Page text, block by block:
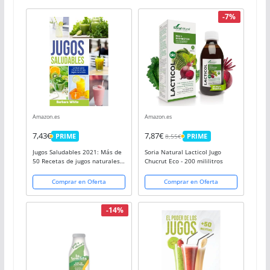
Amazon.es
7,43€ PRIME
PRIME
Jugos Saludables 2021: Más de
50 Recetas de jugos naturales
inmunidad y el bienestar
Comprar en Oferta
-7%
Amazon.es
7,87€ 8,55€ PRIME
PRIME
Soria Natural Lacticol Jugo
Chucrut Eco - 200 mililitros
Comprar en Oferta
-14%